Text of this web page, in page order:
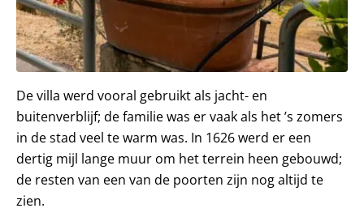
De villa werd vooral gebruikt als jacht- en
buitenverblijf; de familie was er vaak als het ’s zomers
in de stad veel te warm was. In 1626 werd er een
dertig mijl lange muur om het terrein heen gebouwd;
de resten van een van de poorten zijn nog altijd te
zien.